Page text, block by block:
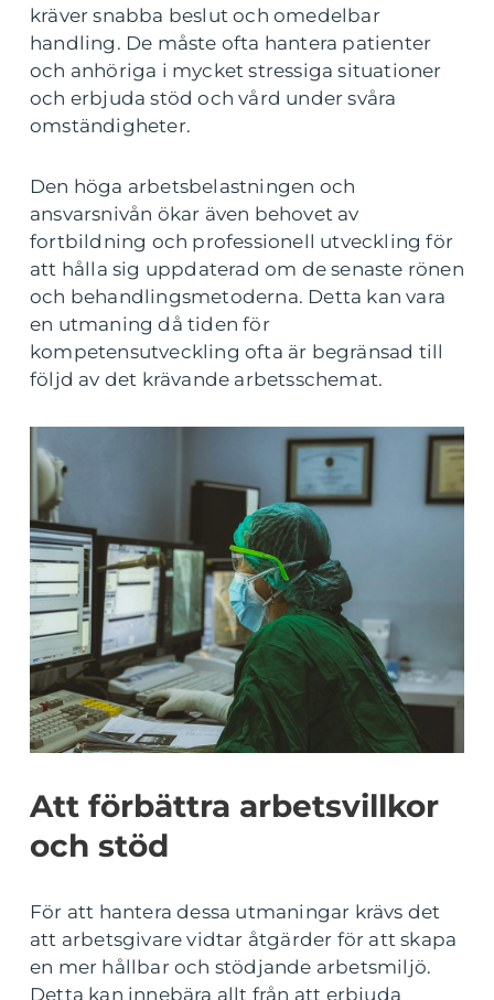
kräver snabba beslut och omedelbar
handling. De måste ofta hantera patienter
och anhöriga i mycket stressiga situationer
och erbjuda stöd och vård under svåra
omständigheter.
Den höga arbetsbelastningen och
ansvarsnivån ökar även behovet av
fortbildning och professionell utveckling för
att hålla sig uppdaterad om de senaste rönen
och behandlingsmetoderna. Detta kan vara
en utmaning då tiden för
kompetensutveckling ofta är begränsad till
följd av det krävande arbetsschemat.
Att förbättra arbetsvillkor
och stöd
För att hantera dessa utmaningar krävs det
att arbetsgivare vidtar åtgärder för att skapa
en mer hållbar och stödjande arbetsmiljö.
Detta kan innebära allt från att erbjuda